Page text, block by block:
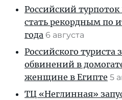
Российский
стать рекордным по
года 6 августа
Российского туриста
обвинений в
женщине в Египте 5
ТЦ «Неглинная»